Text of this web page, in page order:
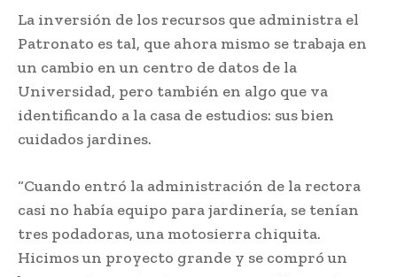
La inversión de los recursos que administra el
Patronato es tal, que ahora mismo se trabaja en
un cambio en un centro de datos de la
Universidad, pero también en algo que va
identificando a la casa de estudios: sus bien
cuidados jardines.
“Cuando entró la administración de la rectora
casi no había equipo para jardinería, se tenían
tres podadoras, una motosierra chiquita.
Hicimos un proyecto grande y se compró un